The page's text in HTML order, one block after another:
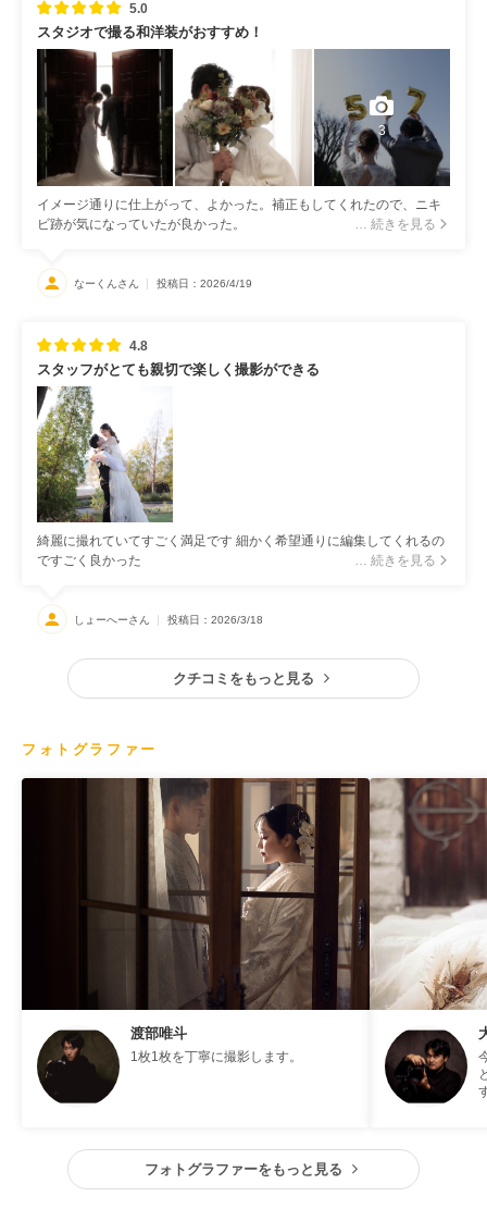
5.0
スタジオで撮る和洋装がおすすめ！
3
イメージ通りに仕上がって、よかった。補正もしてくれたので、ニキ
ビ跡が気になっていたが良かった。
… 続きを見る
なーくんさん 投稿日：2026/4/19
4.8
スタッフがとても親切で楽しく撮影ができる
綺麗に撮れていてすごく満足です 細かく希望通りに編集してくれるの
ですごく良かった
… 続きを見る
しょーへーさん 投稿日：2026/3/18
クチコミをもっと見る
フォトグラファー
渡部唯斗
1枚1枚を丁寧に撮影します。
フォトグラファーをもっと見る